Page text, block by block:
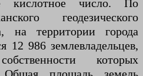
кислотное число. По
геодезического
на территории города
12 986 землевладельцев,
которых